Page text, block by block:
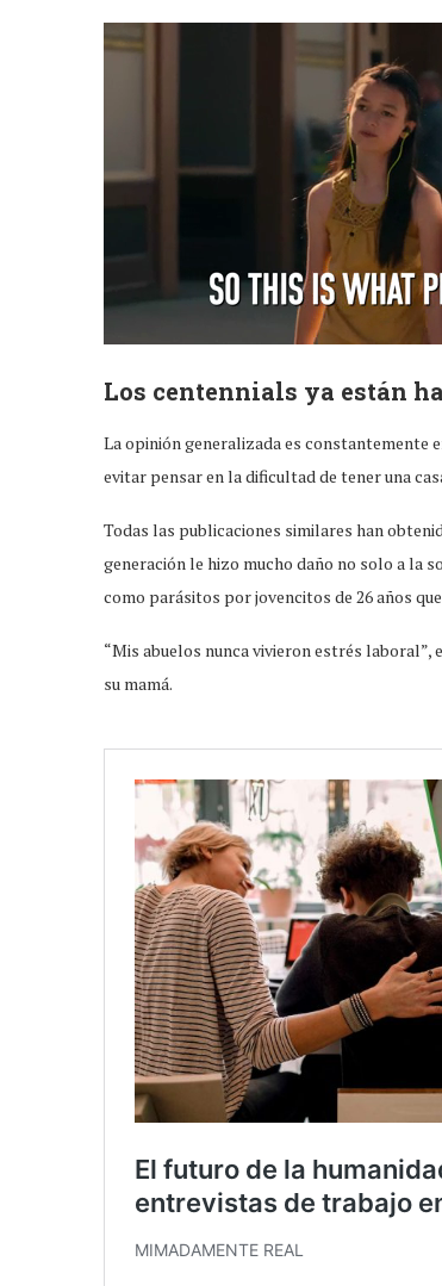
Los centennials ya están
La opinión generalizada es constantemente
evitar pensar en la dificultad de tener una
Todas las publicaciones similares han
generación le hizo mucho daño no solo a la
como parásitos por jovencitos de 26 años
“Mis abuelos nunca vivieron estrés
su mamá.